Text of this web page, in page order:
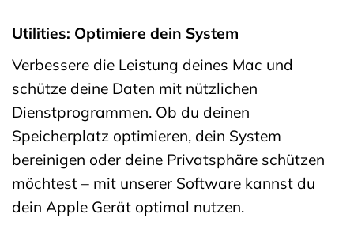
Utilities: Optimiere dein System
Verbessere die Leistung deines Mac und
schütze deine Daten mit nützlichen
Dienstprogrammen. Ob du deinen
Speicherplatz optimieren, dein System
bereinigen oder deine Privatsphäre schützen
möchtest – mit unserer Software kannst du
dein Apple Gerät optimal nutzen.